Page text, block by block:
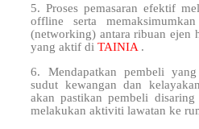
5. Proses pemasaran efektif
offline serta
(networking) antara ribuan ejen
yang aktif diTAINIA .
6. Mendapatkan pembeli
sudut kewangan dan
akan pastikan pembeli
melakukan aktiviti lawatan ke